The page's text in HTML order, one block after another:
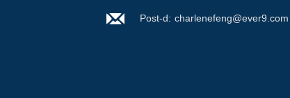
Post-d: charlenefeng@ever9.com